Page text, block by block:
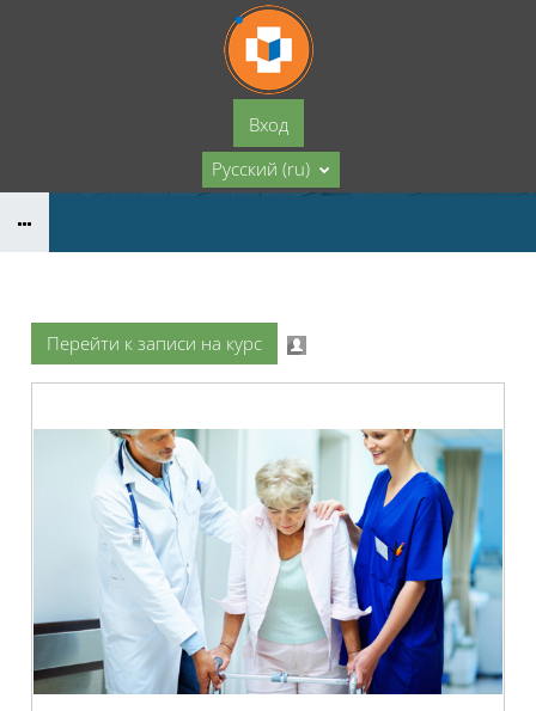
Перейти к основному содержанию
Вход
Русский ‎(ru)‎
Перейти к записи на курс